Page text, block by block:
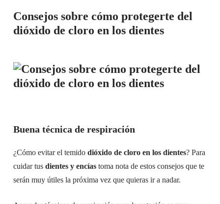
Consejos sobre cómo protegerte del
dióxido de cloro en los dientes
Buena técnica de respiración
¿Cómo evitar el temidodióxido de cloro en los dientes? Para
cuidar tus dientes y encías toma nota de estos consejos que te
serán muy útiles la próxima vez que quieras ir a nadar.